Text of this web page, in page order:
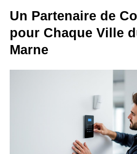
Un Partenaire de
pour Chaque Ville
Marne